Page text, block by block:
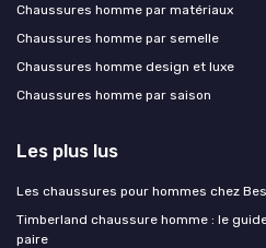
Chaussures homme par matériaux
Chaussures homme par semelle
Chaussures homme design et luxe
Chaussures homme par saison
Les plus lus
Les chaussures pour hommes chez
Timberland chaussure homme : le
paire